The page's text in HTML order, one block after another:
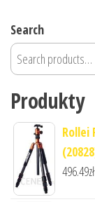
Search
Produkty
Rollei
496.49zł